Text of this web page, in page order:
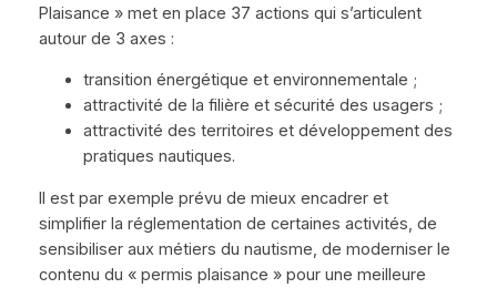
Plaisance » met en place 37 actions qui s’articulent
autour de 3 axes :
transition énergétique et environnementale ;
attractivité de la filière et sécurité des usagers ;
attractivité des territoires et développement des
pratiques nautiques.
Il est par exemple prévu de mieux encadrer et
simplifier la réglementation de certaines activités, de
sensibiliser aux métiers du nautisme, de moderniser le
contenu du « permis plaisance » pour une meilleure